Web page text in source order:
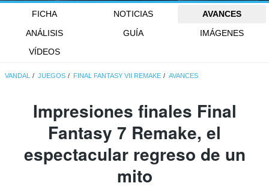
FICHA NOTICIAS
AVANCES
ANÁLISIS
GUÍA
IMÁGENES
VÍDEOS
VANDAL JUEGOS FINAL FANTASY VII REMAKE AVANCES
Impresiones finales Final
Fantasy 7 Remake, el
espectacular regreso de un
mito